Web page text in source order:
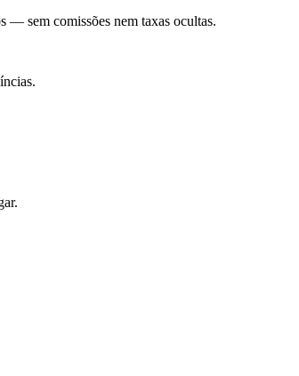
— sem comissões nem taxas ocultas.